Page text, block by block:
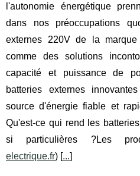
l'autonomie énergétique
dans nos préoccupations
externes 220V de la
comme des solutions
capacité et puissance de
batteries externes
source d'énergie fiable et
Qu'est-ce qui rend les
si particulières ?Les
electrique.fr) [...]